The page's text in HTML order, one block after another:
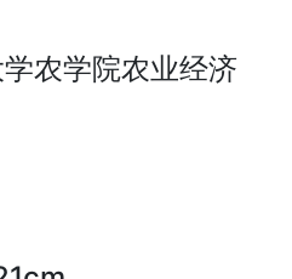
农学院农业经济